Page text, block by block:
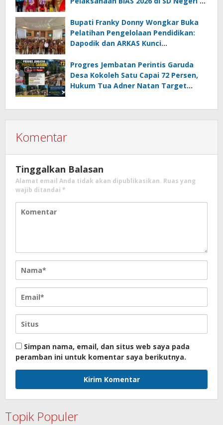
Bupati Franky Donny Wongkar Buka
Pelatihan Pengelolaan Pendidikan:
Dapodik dan ARKAS Kunci
Minahasa Selatan
Progres Jembatan Perintis Garuda
Desa Kokoleh Satu Capai 72 Persen,
Hukum Tua Adner Natan Target
Komentar
Tinggalkan Balasan
Alamat email Anda tidak akan dipublikasikan. Ruas yang
wajib ditandai *
Simpan nama, email, dan situs web saya pada
peramban ini untuk komentar saya berikutnya.
Topik Populer